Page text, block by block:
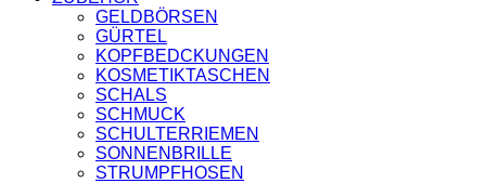
GELDBÖRSEN
GÜRTEL
KOPFBEDCKUNGEN
KOSMETIKTASCHEN
SCHALS
SCHMUCK
SCHULTERRIEMEN
SONNENBRILLE
STRUMPFHOSEN